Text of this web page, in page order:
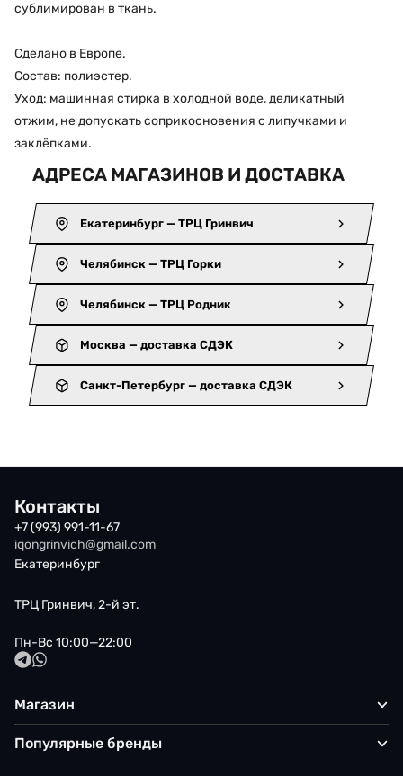
сублимирован в ткань.
Сделано в Европе.
Состав: полиэстер.
Уход: машинная стирка в холодной воде, деликатный
отжим, не допускать соприкосновения с липучками и
заклёпками.
АДРЕСА МАГАЗИНОВ И ДОСТАВКА
Екатеринбург — ТРЦ Гринвич
Челябинск — ТРЦ Горки
Челябинск — ТРЦ Родник
Москва — доставка СДЭК
Санкт-Петербург — доставка СДЭК
Контакты
+7 (993) 991-11-67
iqongrinvich@gmail.com
Екатеринбург
ТРЦ Гринвич, 2-й эт.
Пн-Вс 10:00—22:00
Магазин
Популярные бренды